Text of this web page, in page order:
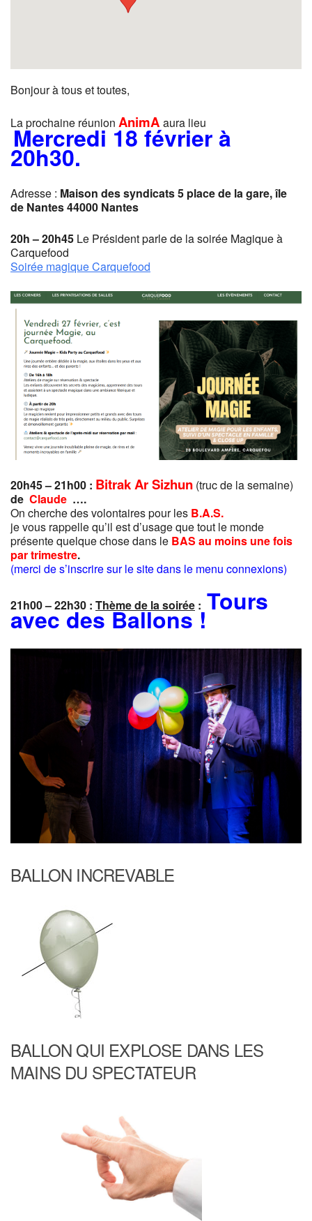
Bonjour à tous et toutes,
La prochaine réunion AnimA aura lieu
Mercredi 18 février à
20h30.
Adresse : Maison des syndicats 5 place de la gare, île
de Nantes44000 Nantes
20h – 20h45 Le Président parle de la soirée Magique à
Carquefood
Soirée magique Carquefood
20h45 – 21h00 : Bitrak Ar Sizhun (truc de la semaine)
de Claude ….
On cherche des volontaires pour les B.A.S.
je vous rappelle qu’il est d’usage que tout le monde
présente quelque chose dans le BAS au moins une fois
par trimestre.
(merci de s’inscrire sur le site dans le menu connexions)
21h00 – 22h30 : Thème de la soirée : Tours
avec des Ballons !
BALLON INCREVABLE
BALLON QUI EXPLOSE DANS LES
MAINS DU SPECTATEUR